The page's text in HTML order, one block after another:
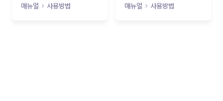
엇인가요?
매뉴얼 사용방법 매뉴얼 사용방법